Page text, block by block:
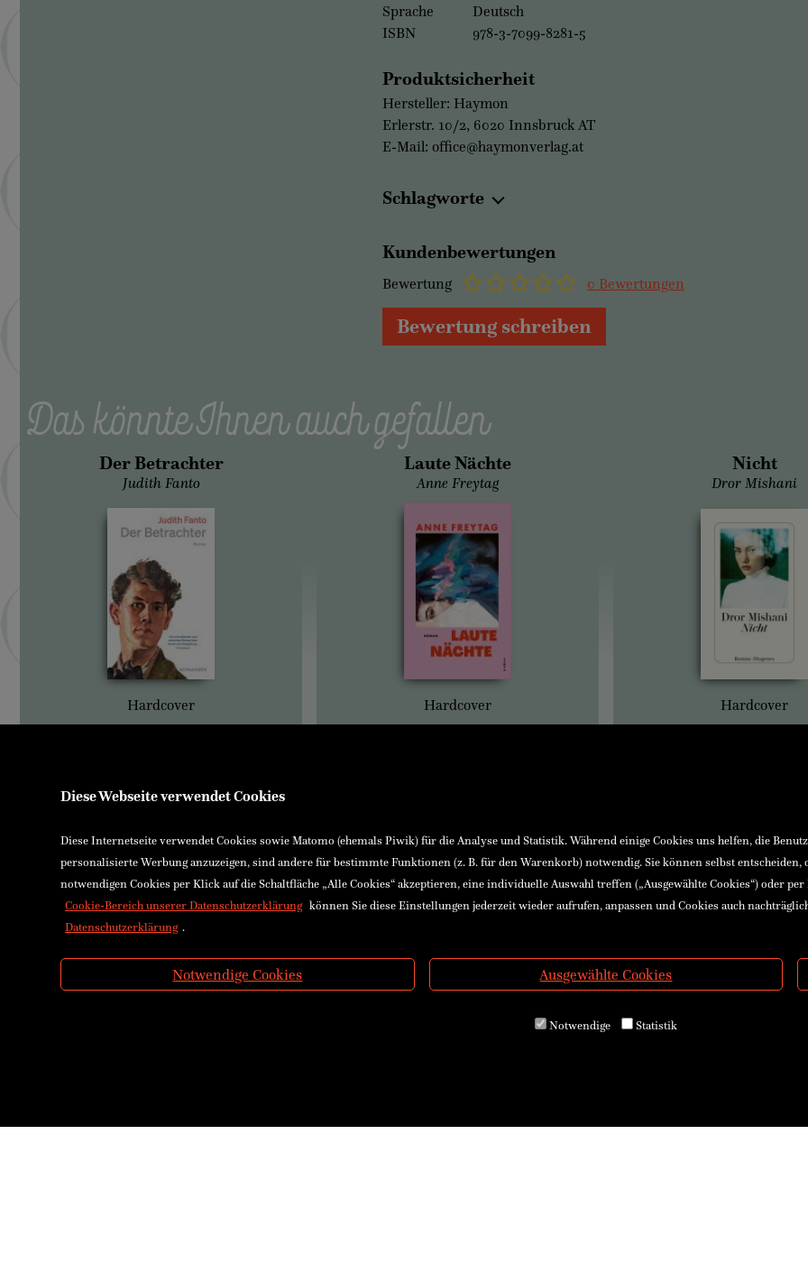
Sprache
Deutsch
ISBN
978-3-7099-8281-5
Produktsicherheit
Hersteller: Haymon
Erlerstr. 10/2, 6020 Innsbruck AT
E-Mail: office@haymonverlag.at
Schlagworte
Kundenbewertungen
Bewertung 0 Bewertungen
Bewertung schreiben
Das könnte Ihnen auch gefallen
Der Betrachter
Judith Fanto
Hardcover
Laute Nächte
Anne Freytag
Hardcover
Nicht
Dror Mishani
Hardcover
Diese Webseite verwendet Cookies
Diese Internetseite verwendet Cookies sowie Matomo (ehemals Piwik) für die Analyse und Statistik. Während einige Cookies uns helfen, die
personalisierte Werbung anzuzeigen, sind andere für bestimmte Funktionen (z. B. für den Warenkorb) notwendig. Sie können selbst
notwendigen Cookies per Klick auf die Schaltfläche „Alle Cookies“ akzeptieren, eine individuelle Auswahl treffen („Ausgewählte Cookies“) oder
Cookie-Bereich unserer Datenschutzerklärung können Sie diese Einstellungen jederzeit wieder aufrufen, anpassen und Cookies auch
Datenschutzerklärung .
Notwendige Cookies Ausgewählte Cookies
Notwendige Statistik